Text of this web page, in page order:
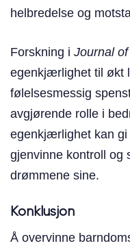
helbredelse og
Forskning i Journal
egenkjærlighet til økt
følelsesmessig
avgjørende rolle i
egenkjærlighet kan gi
gjenvinne kontroll og
drømmene sine.
Konklusjon
Å overvinne